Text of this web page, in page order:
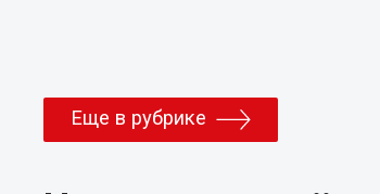
Еще в рубрике